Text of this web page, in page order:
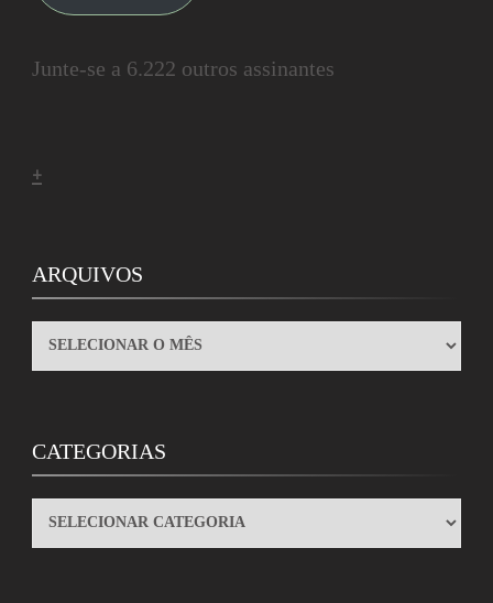
Junte-se a 6.222 outros assinantes
+
ARQUIVOS
ARQUIVOS
CATEGORIAS
CATEGORIAS